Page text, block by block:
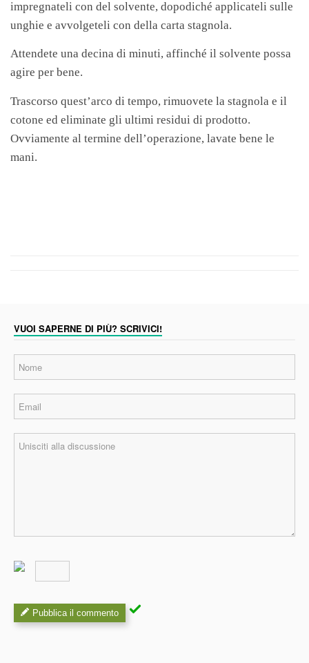
impregnateli con del solvente, dopodiché applicateli sulle
unghie e avvolgeteli con della carta stagnola.
Attendete una decina di minuti, affinché il solvente possa
agire per bene.
Trascorso quest’arco di tempo, rimuovete la stagnola e il
cotone ed eliminate gli ultimi residui di prodotto.
Ovviamente al termine dell’operazione, lavate bene le
mani.
VUOI SAPERNE DI PIÙ? SCRIVICI!
Pubblica il commento